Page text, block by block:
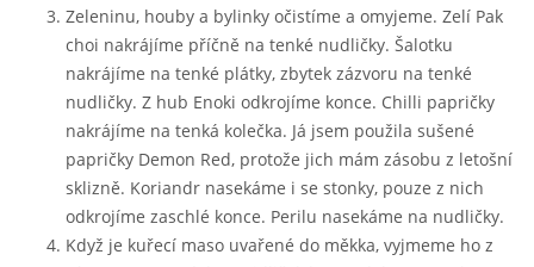
Zeleninu, houby a bylinky očistíme a omyjeme. Zelí Pak
choi nakrájíme příčně na tenké nudličky. Šalotku
nakrájíme na tenké plátky, zbytek zázvoru na tenké
nudličky. Z hub Enoki odkrojíme konce. Chilli papričky
nakrájíme na tenká kolečka. Já jsem použila sušené
papričky Demon Red, protože jich mám zásobu z letošní
sklizně. Koriandr nasekáme i se stonky, pouze z nich
odkrojíme zaschlé konce. Perilu nasekáme na nudličky.
Když je kuřecí maso uvařené do měkka, vyjmeme ho z